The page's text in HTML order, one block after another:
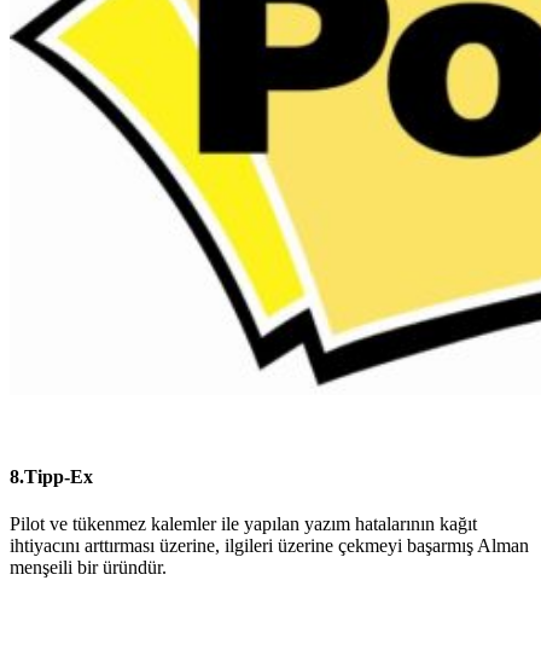
8.Tipp-Ex
Pilot ve tükenmez kalemler ile yapılan yazım hatalarının kağıt
ihtiyacını arttırması üzerine, ilgileri üzerine çekmeyi başarmış Alman
menşeili bir üründür.